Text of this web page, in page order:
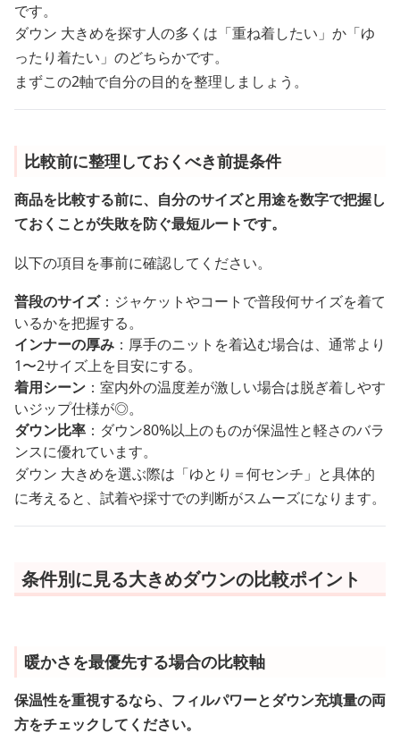
です。
ダウン 大きめを探す人の多くは「重ね着したい」か「ゆ
ったり着たい」のどちらかです。
まずこの2軸で自分の目的を整理しましょう。
比較前に整理しておくべき前提条件
商品を比較する前に、自分のサイズと用途を数字で把握し
ておくことが失敗を防ぐ最短ルートです。
以下の項目を事前に確認してください。
普段のサイズ：ジャケットやコートで普段何サイズを着て
いるかを把握する。
インナーの厚み ：厚手のニットを着込む場合は、通常より
1〜2サイズ上を目安にする。
着用シーン ：室内外の温度差が激しい場合は脱ぎ着しやす
いジップ仕様が◎。
ダウン比率 ：ダウン80%以上のものが保温性と軽さのバラ
ンスに優れています。
ダウン 大きめを選ぶ際は「ゆとり＝何センチ」と具体的
に考えると、試着や採寸での判断がスムーズになります。
条件別に見る大きめダウンの比較ポイント
暖かさを最優先する場合の比較軸
保温性を重視するなら、フィルパワーとダウン充填量の両
方をチェックしてください。